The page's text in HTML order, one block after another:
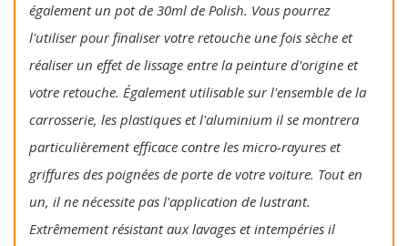
également un pot de 30ml de Polish. Vous pourrez
l'utiliser pour finaliser votre retouche une fois sèche et
réaliser un effet de lissage entre la peinture d'origine et
votre retouche. Également utilisable sur l'ensemble de la
carrosserie, les plastiques et l'aluminium il se montrera
particulièrement efficace contre les micro-rayures et
griffures des poignées de porte de votre voiture. Tout en
un, il ne nécessite pas l'application de lustrant.
Extrêmement résistant aux lavages et intempéries il